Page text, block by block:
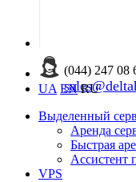
(044) 247 08
UA EN RU
Выделенный
Аренда
Быстрая
Ассистент
VPS